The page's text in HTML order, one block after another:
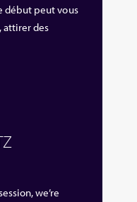
début peut vous
attirer des
we’re